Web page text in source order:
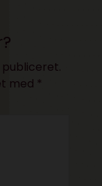
publiceret.
med *